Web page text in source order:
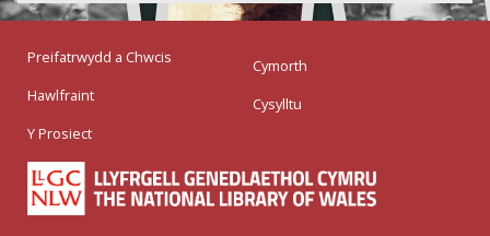
Preifatrwydd a Chwcis
Hawlfraint
Y Prosiect
Cymorth
Cysylltu